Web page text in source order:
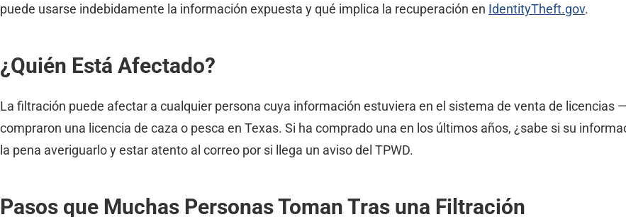
puede usarse indebidamente la información expuesta y qué implica la recuperación en IdentityTheft.gov.
¿Quién Está Afectado?
La filtración puede afectar a cualquier persona cuya información estuviera en el sistema de venta de licencias
compraron una licencia de caza o pesca en Texas. Si ha comprado una en los últimos años, ¿sabe si su
la pena averiguarlo y estar atento al correo por si llega un aviso del TPWD.
Pasos que Muchas Personas Toman Tras una Filtración